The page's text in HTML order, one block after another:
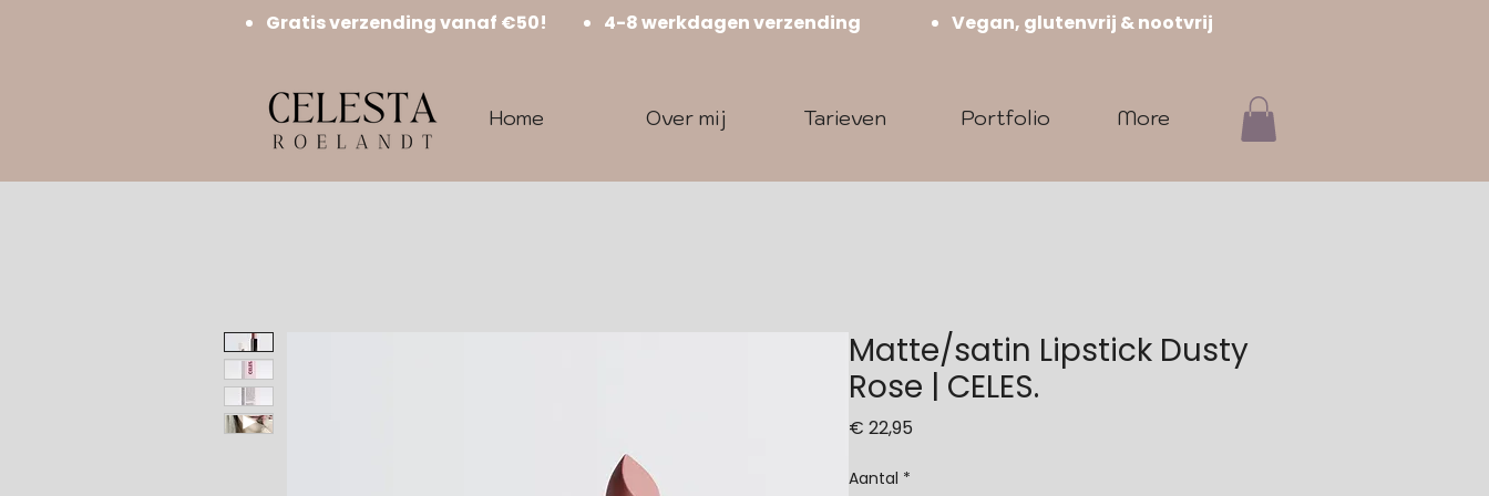
Gratis verzending vanaf €50! 4-8 werkdagen verzending Vegan, glutenvrij & nootvrij
Home Over mij Tarieven Portfolio More
Matte/satin Lipstick Dusty
Rose | CELES.
€ 22,95
Aantal *